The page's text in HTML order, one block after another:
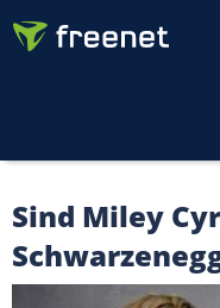
Sind Miley